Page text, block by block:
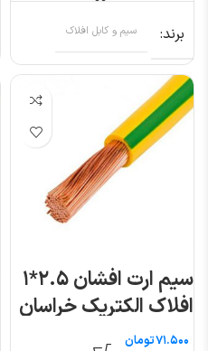
برند سیم و کابل افلاک
سیم ارت افشان ۲.۵*۱
افلاک الکتریک خراسان
(متری)
تومان